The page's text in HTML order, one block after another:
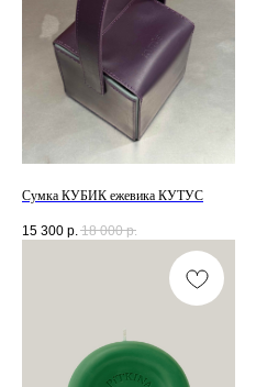
Сумка КУБИК ежевика КУТУС
15 300 р. 18 000 р.